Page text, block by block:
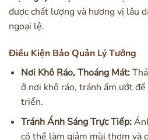
được chất lượng và hương vị lâu
ngoại lệ.
Điều Kiện Bảo Quản Lý Tưởng
Nơi Khô Ráo, Thoáng Mát:
ở nơi khô ráo, tránh ẩm ướt
triển.
Tránh Ánh Sáng Trực Tiếp:
có thể làm giảm mùi thơm và